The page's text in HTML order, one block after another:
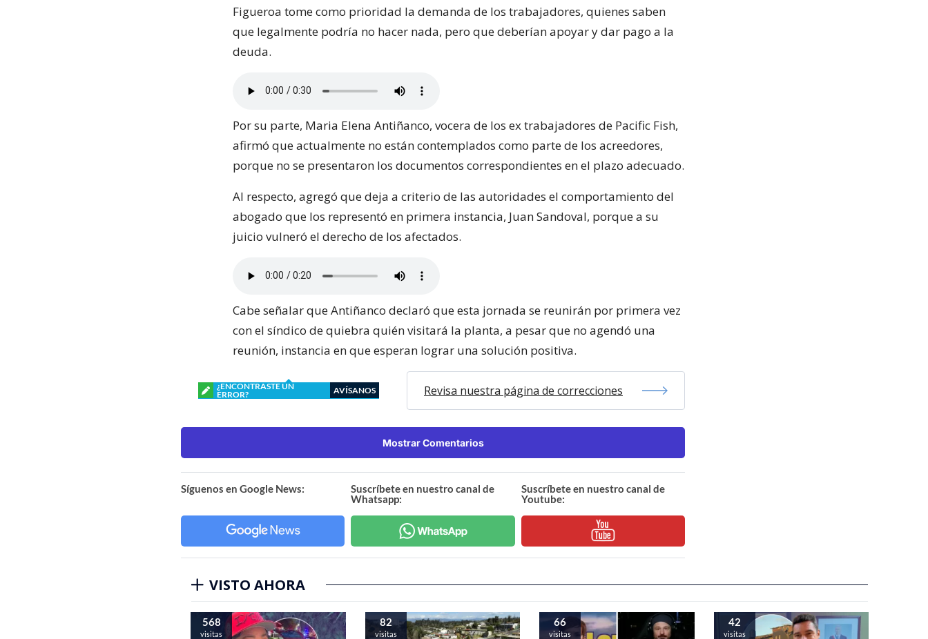
Figueroa tome como prioridad la demanda de los trabajadores, quienes saben
que legalmente podría no hacer nada, pero que deberían apoyar y dar pago a la
deuda.
Por su parte, Maria Elena Antiñanco, vocera de los ex trabajadores de Pacific Fish,
afirmó que actualmente no están contemplados como parte de los acreedores,
porque no se presentaron los documentos correspondientes en el plazo adecuado.
Al respecto, agregó que deja a criterio de las autoridades el comportamiento del
abogado que los representó en primera instancia, Juan Sandoval, porque a su
juicio vulneró el derecho de los afectados.
Cabe señalar que Antiñanco declaró que esta jornada se reunirán por primera vez
con el síndico de quiebra quién visitará la planta, a pesar que no agendó una
reunión, instancia en que esperan lograr una solución positiva.
¿ENCONTRASTE UN
ERROR?
AVÍSANOS Revisa nuestra página de correcciones
Mostrar Comentarios
Síguenos en Google News:
Suscríbete en nuestro canal de
Whatsapp:
Suscríbete en nuestro canal de
Youtube:
VISTO AHORA
568
visitas
82
visitas
66
visitas
42
visitas